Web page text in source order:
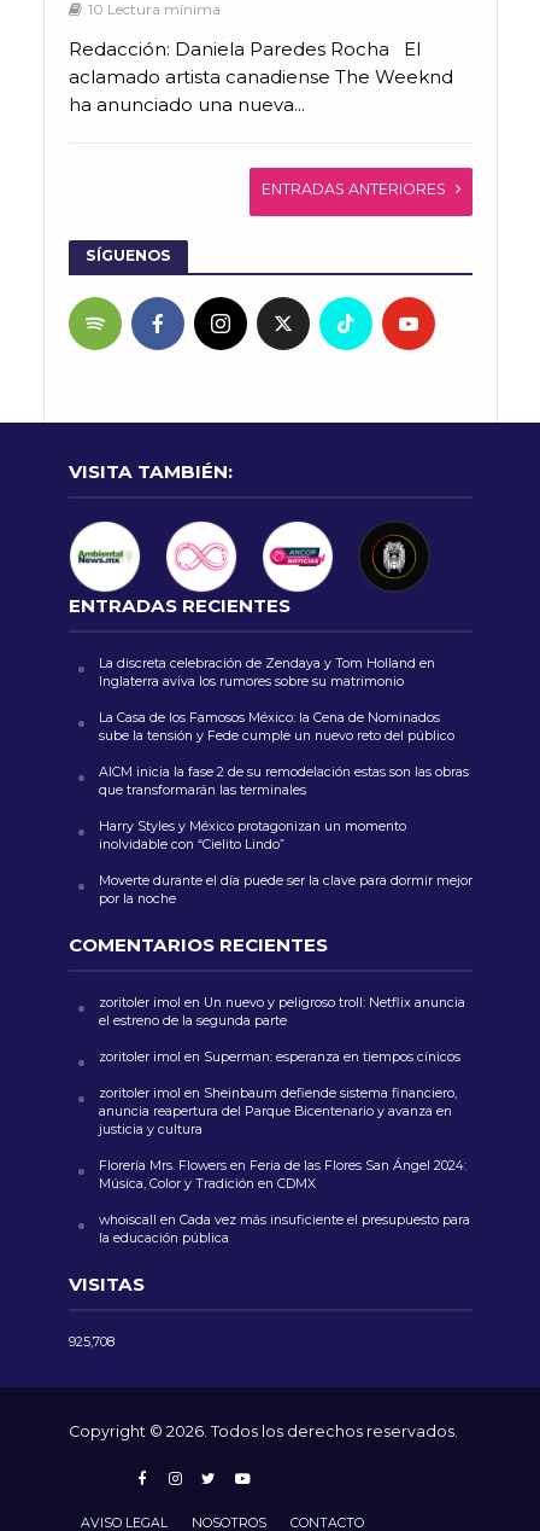
10 Lectura mínima
Redacción: Daniela Paredes Rocha El
aclamado artista canadiense The Weeknd
ha anunciado una nueva...
ENTRADAS ANTERIORES
SÍGUENOS
VISITA TAMBIÉN:
ENTRADAS RECIENTES
La discreta celebración de Zendaya y Tom Holland en
Inglaterra aviva los rumores sobre su matrimonio
La Casa de los Famosos México: la Cena de Nominados
sube la tensión y Fede cumple un nuevo reto del público
AICM inicia la fase 2 de su remodelación estas son las obras
que transformarán las terminales
Harry Styles y México protagonizan un momento
inolvidable con “Cielito Lindo”
Moverte durante el día puede ser la clave para dormir mejor
por la noche
COMENTARIOS RECIENTES
zoritoler imol en Un nuevo y peligroso troll: Netflix anuncia
el estreno de la segunda parte
zoritoler imol en Superman: esperanza en tiempos cínicos
zoritoler imol en Sheinbaum defiende sistema financiero,
anuncia reapertura del Parque Bicentenario y avanza en
justicia y cultura
Florería Mrs. Flowersen Feria de las Flores San Ángel 2024:
Música, Color y Tradición en CDMX
whoiscall en Cada vez más insuficiente el presupuesto para
la educación pública
VISITAS
925,708
Copyright © 2026. Todos los derechos reservados.
AVISO LEGAL NOSOTROS CONTACTO